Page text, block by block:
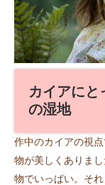
カイアにと
の湿地
作中のカイアの視
物が美しくありま
物でいっぱい。そ